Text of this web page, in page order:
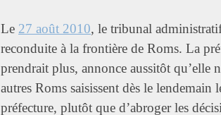
Le 27 août 2010, le tribunal
reconduite à la frontière de Roms. La
prendrait plus, annonce aussitôt qu’elle
autres Roms saisissent dès le
préfecture, plutôt que d’abroger les